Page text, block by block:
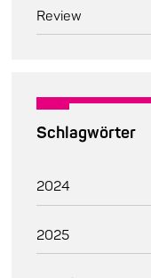
Review
Schlagwörter
2024
2025